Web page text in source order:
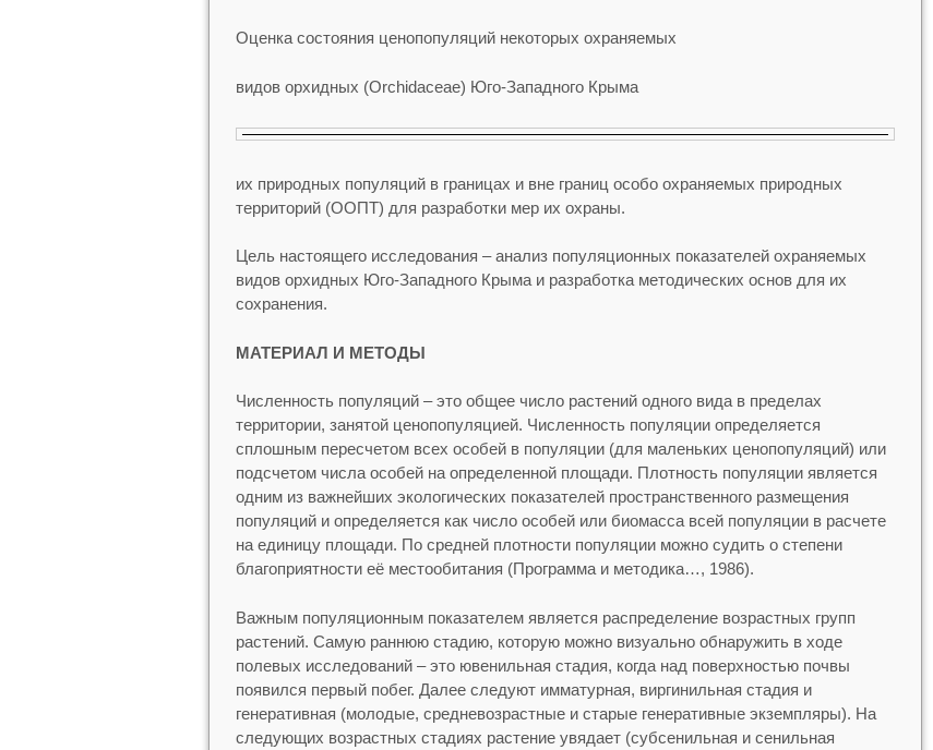
Оценка состояния ценопопуляций некоторых охраняемых
видов орхидных (Orchidaceae) Юго-Западного Крыма
их природных популяций в границах и вне границ особо охраняемых природных
территорий (ООПТ) для разработки мер их охраны.
Цель настоящего исследования – анализ популяционных показателей охраняемых
видов орхидных Юго-Западного Крыма и разработка методических основ для их
сохранения.
МАТЕРИАЛ И МЕТОДЫ
Численность популяций – это общее число растений одного вида в пределах
территории, занятой ценопопуляцией. Численность популяции определяется
сплошным пересчетом всех особей в популяции (для маленьких ценопопуляций) или
подсчетом числа особей на определенной площади. Плотность популяции является
одним из важнейших экологических показателей пространственного размещения
популяций и определяется как число особей или биомасса всей популяции в расчете
на единицу площади. По средней плотности популяции можно судить о степени
благоприятности её местообитания (Программа и методика…, 1986).
Важным популяционным показателем является распределение возрастных групп
растений. Самую раннюю стадию, которую можно визуально обнаружить в ходе
полевых исследований – это ювенильная стадия, когда над поверхностью почвы
появился первый побег. Далее следуют имматурная, виргинильная стадия и
генеративная (молодые, средневозрастные и старые генеративные экземпляры). На
следующих возрастных стадиях растение увядает (субсенильная и сенильная